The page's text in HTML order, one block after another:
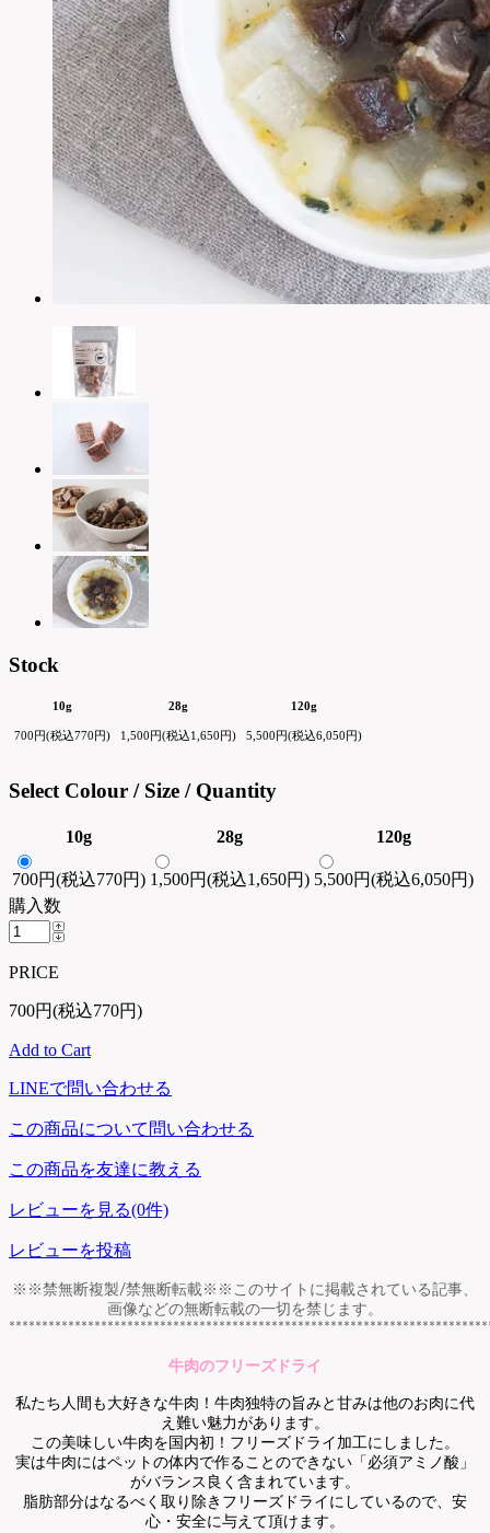
Stock
10g 28g 120g
700円(税込770円) 1,500円(税込1,650円) 5,500円(税込6,050円)
Select Colour / Size / Quantity
10g 28g 120g
700円(税込770円) 1,500円(税込1,650円) 5,500円(税込6,050円)
購入数
PRICE
700円(税込770円)
Add to Cart
LINEで問い合わせる
この商品について問い合わせる
この商品を友達に教える
レビューを見る(0件)
レビューを投稿
※※禁無断複製/禁無断転載※※このサイトに掲載されている記事、
画像などの無断転載の一切を禁じます。
牛肉のフリーズドライ
私たち人間も大好きな牛肉！牛肉独特の旨みと甘みは他のお肉に代
え難い魅力があります。
この美味しい牛肉を国内初！フリーズドライ加工にしました。
実は牛肉にはペットの体内で作ることのできない「必須アミノ酸」
がバランス良く含まれています。
脂肪部分はなるべく取り除きフリーズドライにしているので、安
心・安全に与えて頂けます。